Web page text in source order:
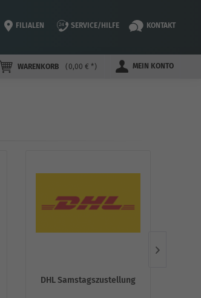
FILIALEN SERVICE/HILFE KONTAKT
WARENKORB 0,00 € * MEIN KONTO
DHL Samstagszustellung